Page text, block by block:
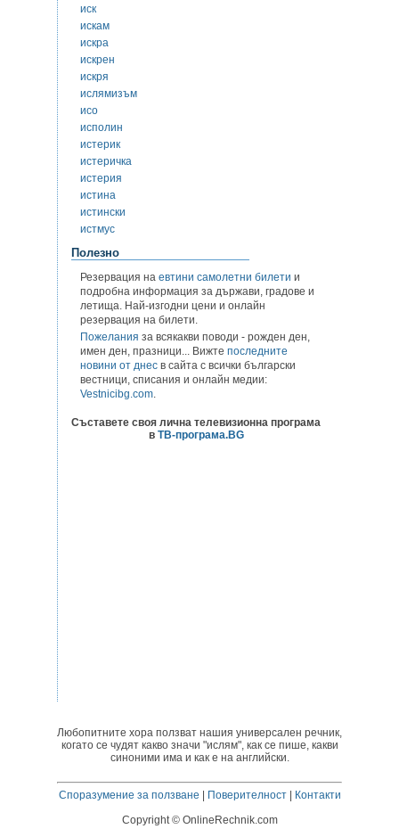
иск
искам
искра
искрен
искря
ислямизъм
исо
исполин
истерик
истеричка
истерия
истина
истински
истмус
Полезно
Резервация на евтини самолетни билети и
подробна информация за държави, градове и
летища. Най-изгодни цени и онлайн
резервация на билети.
Пожелания за всякакви поводи - рожден ден,
имен ден, празници... Вижте последните
новини от днес в сайта с всички български
вестници, списания и онлайн медии:
Vestnicibg.com.
Съставете своя лична телевизионна програма
в ТВ-програма.BG
Любопитните хора ползват нашия универсален речник,
когато се чудят какво значи "ислям", как се пише, какви
синоними има и как е на английски.
Споразумение за ползване | Поверителност| Контакти
Copyright © OnlineRechnik.com